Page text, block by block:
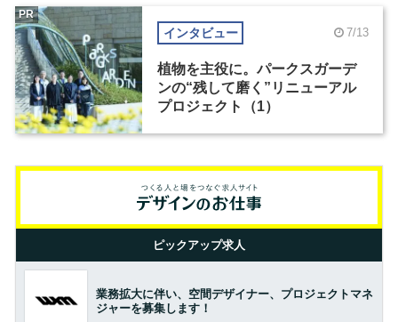
インタビュー 7/13
植物を主役に。パークスガーデ
ンの“残して磨く”リニューアル
プロジェクト（1）
PR
ピックアップ求人
業務拡大に伴い、空間デザイナー、プロジェクトマネ
ジャーを募集します！